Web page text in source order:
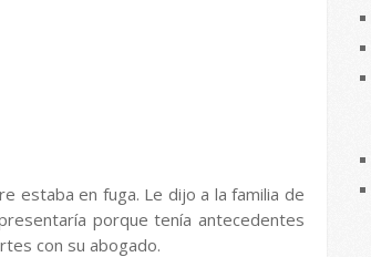
estaba en fuga. Le dijo a la familia de
porque tenía antecedentes
con su abogado.